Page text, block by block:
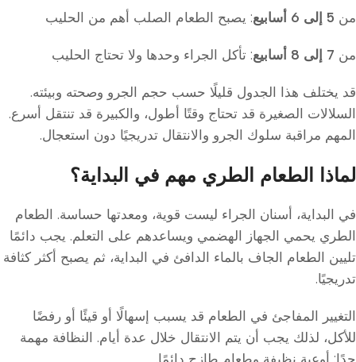
من 5 إلى 6 أسابيع : يصبح الطعام الصلب أهم من الحليب
من 7 إلى 8 أسابيع : تأكل الجراء وحدها ولا تحتاج الحليب
قد يختلف هذا الجدول قليلًا حسب حجم الجرو وصحته وبيئته.
السلالات الصغيرة قد تحتاج وقتًا أطول، والكبيرة قد تنتقل أسرع.
المهم مراقبة سلوك الجرو والانتقال تدريجيًا دون استعجال.
لماذا الطعام الطري مهم في البداية؟
في البداية، أسنان الجراء ليست قوية، ومعدتها حساسة. الطعام
الطري يحمي الجهاز الهضمي ويساعدهم على التعلم. يجب دائمًا
تليين الطعام الجاف بالماء الدافئ في البداية، ثم يصبح أكثر كثافة
تدريجيًا.
التغيير المفاجئ في الطعام قد يسبب إسهالًا أو قيئًا أو رفضًا
للأكل، لذلك يجب أن يتم الانتقال خلال عدة أيام. النظافة مهمة
جدًا: أوعية نظيفة وطعام طازج دائمًا.